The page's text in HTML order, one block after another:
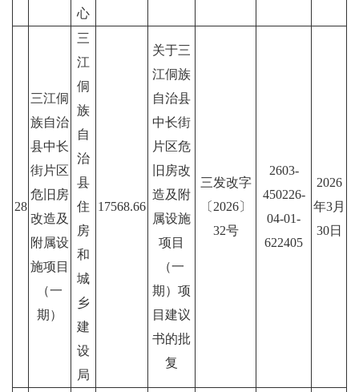
心
28
三江侗
族自治
县中长
街片区
危旧房
改造及
附属设
施项目
（一
期）
三
江
侗
族
自
治
县
住
房
和
城
乡
建
设
局
17568.66
关于三
江侗族
自治县
中长街
片区危
旧房改
造及附
属设施
项目
（一
期）项
目建议
书的批
复
三发改字
〔2026〕
32号
2603-
450226-
04-01-
622405
2026
年3月
30日